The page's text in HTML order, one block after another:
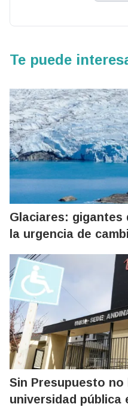
Te puede
Glaciares: gigantes
la urgencia de
Sin Presupuesto
universidad pública